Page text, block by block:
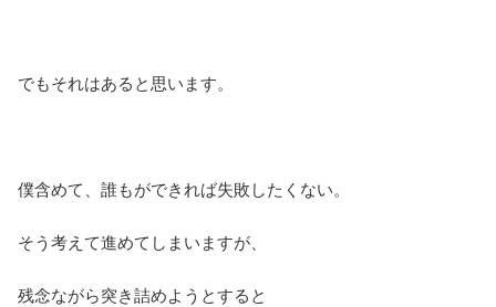
でもそれはあると思います。
僕含めて、誰もができれば失敗したくない。
そう考えて進めてしまいますが、
残念ながら突き詰めようとすると